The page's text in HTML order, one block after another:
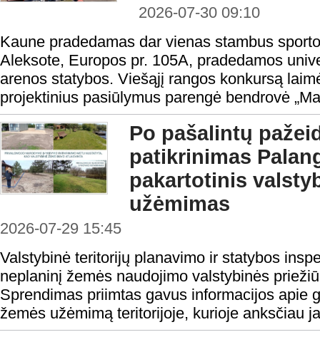
2026-07-30 09:10
Kaune pradedamas dar vienas stambus
Aleksote, Europos pr. 105A, pradedamos
arenos statybos. Viešąjį rangos konkursą
projektinius pasiūlymus parengė bendrovė
Po pašalintų
patikrinimas
pakartotinis
užėmimas
2026-07-29 15:45
Valstybinė teritorijų planavimo ir statybos
neplaninį žemės naudojimo valstybinės
Sprendimas priimtas gavus informacijos apie
žemės užėmimą teritorijoje, kurioje anksčiau